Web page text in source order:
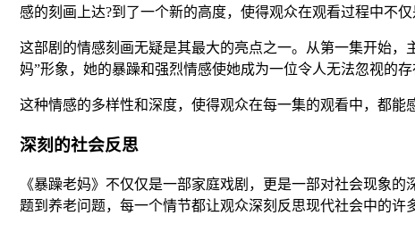
感的刻画上达?到了一个新的高度，使得观众在观看过程中不
这部剧的情感刻画无疑是其最大的亮点之一。从第一集开始
妈”形象，她的暴躁和强烈情感使她成为一位令人无法忽视的
这种情感的多样性和深度，使得观众在每一集的观看中，都能
深刻的社会反思
《暴躁老妈》不仅仅是一部家庭戏剧，更是一部对社会现象
题到养老问题，每一个情节都让观众深刻反思现代社会中的许